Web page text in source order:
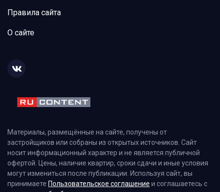
Правила сайта
О сайте
Материалы, размещённые на сайте, получены от
застройщиков или собраны из открытых источников. Сайт
носит информационный характер и не является публичной
офертой. Цены, наличие квартир, сроки сдачи и иные условия
могут измениться после публикации. Используя сайт, вы
принимаете Пользовательское соглашение и соглашаетесь с